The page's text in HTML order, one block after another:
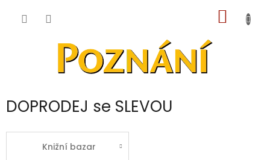
KOŠÍK
DOPRODEJ se SLEVOU
Knižní bazar